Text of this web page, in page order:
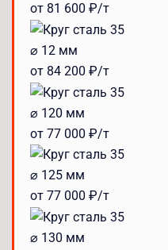
от 81 600 ₽/т
⌀ 12 мм
от 84 200 ₽/т
⌀ 120 мм
от 77 000 ₽/т
⌀ 125 мм
от 77 000 ₽/т
⌀ 130 мм